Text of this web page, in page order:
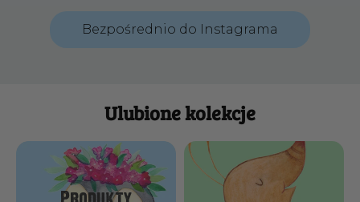
Bezpośrednio do Instagrama
Ulubione kolekcje